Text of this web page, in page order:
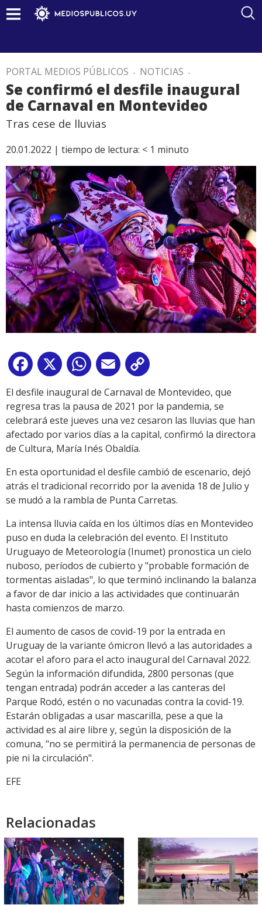
PORTAL MEDIOS PÚBLICOS . NOTICIAS .
Se confirmó el desfile inaugural
de Carnaval en Montevideo
Tras cese de lluvias
20.01.2022 | tiempo de lectura: < 1 minuto
Facebook
X WhatsApp
Email
Link
El desfile inaugural de Carnaval de Montevideo, que
regresa tras la pausa de 2021 por la pandemia, se
celebrará este jueves una vez cesaron las lluvias que han
afectado por varios días a la capital, confirmó la directora
de Cultura, María Inés Obaldía.
En esta oportunidad el desfile cambió de escenario, dejó
atrás el tradicional recorrido por la avenida 18 de Julio y
se mudó a la rambla de Punta Carretas.
La intensa lluvia caída en los últimos días en Montevideo
puso en duda la celebración del evento. El Instituto
Uruguayo de Meteorología (Inumet) pronostica un cielo
nuboso, períodos de cubierto y "probable formación de
tormentas aisladas", lo que terminó inclinando la balanza
a favor de dar inicio a las actividades que continuarán
hasta comienzos de marzo.
El aumento de casos de covid-19 por la entrada en
Uruguay de la variante ómicron llevó a las autoridades a
acotar el aforo para el acto inaugural del Carnaval 2022.
Según la información difundida, 2800 personas (que
tengan entrada) podrán acceder a las canteras del
Parque Rodó, estén o no vacunadas contra la covid-19.
Estarán obligadas a usar mascarilla, pese a que la
actividad es al aire libre y, según la disposición de la
comuna, "no se permitirá la permanencia de personas de
pie ni la circulación".
EFE
Relacionadas